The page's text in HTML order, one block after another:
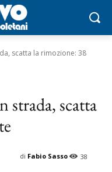
scatta la rimozione: 38
strada, scatta
38
di Fabio Sasso